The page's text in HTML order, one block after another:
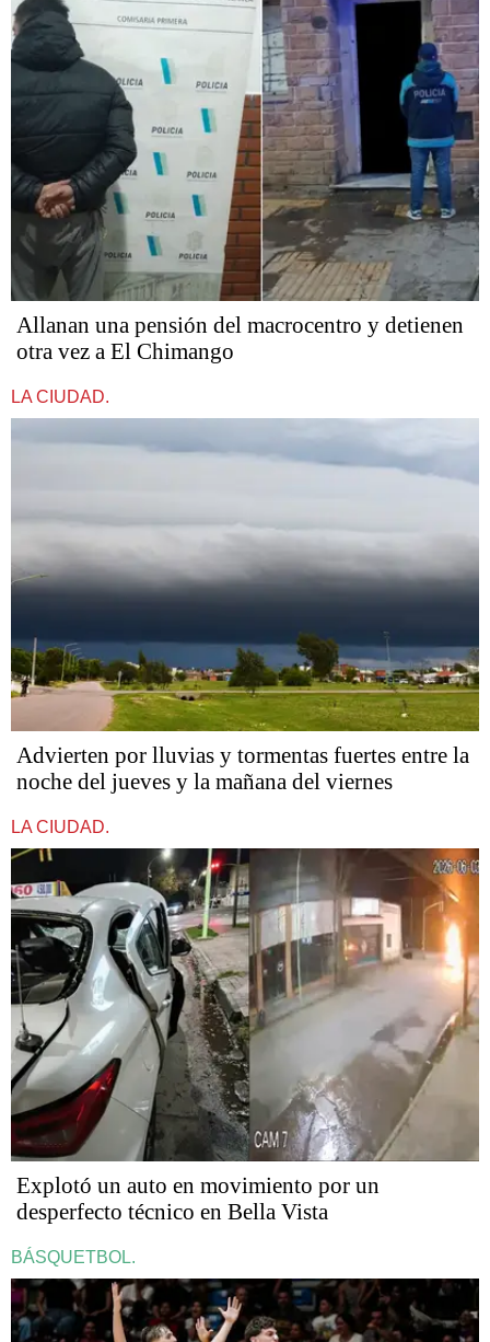
Allanan una pensión del macrocentro y detienen
otra vez a El Chimango
LA CIUDAD.
Advierten por lluvias y tormentas fuertes entre la
noche del jueves y la mañana del viernes
LA CIUDAD.
Explotó un auto en movimiento por un
desperfecto técnico en Bella Vista
BÁSQUETBOL.